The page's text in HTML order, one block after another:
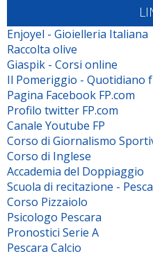
Enjoyel - Gioielleria Italiana
Raccolta olive
Giaspik - Corsi online
Il Pomeriggio - Quotidiano
Pagina Facebook FP.com
Profilo twitter FP.com
Canale Youtube FP
Corso di Giornalismo
Corso di Inglese
Accademia del Doppiaggio
Scuola di recitazione -
Corso Pizzaiolo
Psicologo Pescara
Pronostici Serie A
Pescara Calcio